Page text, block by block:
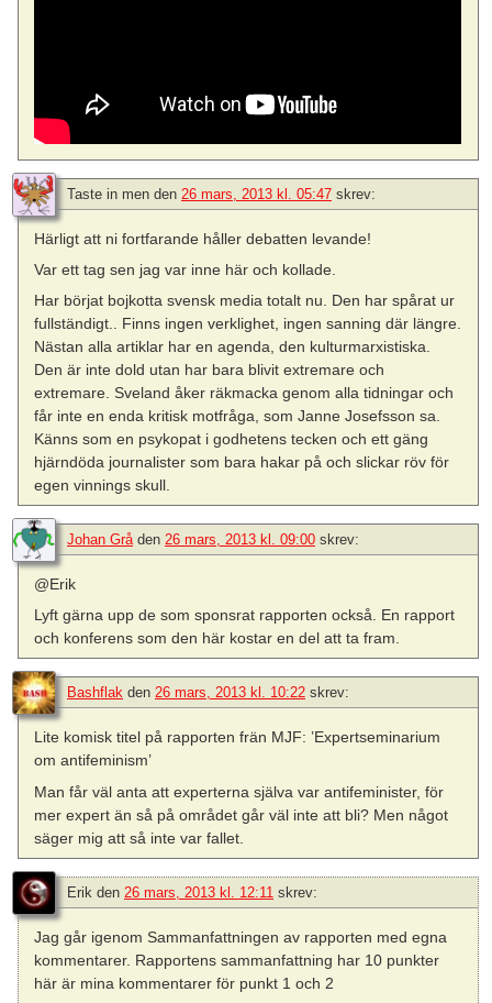
Taste in men den 26 mars, 2013 kl. 05:47 skrev:
Härligt att ni fortfarande håller debatten levande!
Var ett tag sen jag var inne här och kollade.
Har börjat bojkotta svensk media totalt nu. Den har spårat ur
fullständigt.. Finns ingen verklighet, ingen sanning där längre.
Nästan alla artiklar har en agenda, den kulturmarxistiska.
Den är inte dold utan har bara blivit extremare och
extremare. Sveland åker räkmacka genom alla tidningar och
får inte en enda kritisk motfråga, som Janne Josefsson sa.
Känns som en psykopat i godhetens tecken och ett gäng
hjärndöda journalister som bara hakar på och slickar röv för
egen vinnings skull.
Johan Gråden 26 mars, 2013 kl. 09:00 skrev:
@Erik
Lyft gärna upp de som sponsrat rapporten också. En rapport
och konferens som den här kostar en del att ta fram.
Bashflak den 26 mars, 2013 kl. 10:22 skrev:
Lite komisk titel på rapporten frän MJF: ’Expertseminarium
om antifeminism’
Man får väl anta att experterna själva var antifeminister, för
mer expert än så på området går väl inte att bli? Men något
säger mig att så inte var fallet.
Erik den 26 mars, 2013 kl. 12:11 skrev:
Jag går igenom Sammanfattningen av rapporten med egna
kommentarer. Rapportens sammanfattning har 10 punkter
här är mina kommentarer för punkt 1 och 2